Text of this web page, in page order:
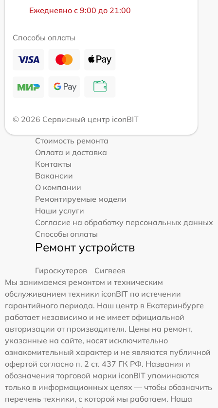
Ежедневно с 9:00 до 21:00
Способы оплаты
© 2026 Сервисный центр iconBIT
Стоимость ремонта
Оплата и доставка
Контакты
Вакансии
О компании
Ремонтируемые модели
Наши услуги
Согласие на обработку персональных данных
Способы оплаты
Ремонт устройств
Гироскутеров
Сигвеев
Мы занимаемся ремонтом и техническим
обслуживанием техники iconBIT по истечении
гарантийного периода. Наш центр в Екатеринбурге
работает независимо и не имеет официальной
авторизации от производителя. Цены на ремонт,
указанные на сайте, носят исключительно
ознакомительный характер и не являются публичной
офертой согласно п. 2 ст. 437 ГК РФ. Названия и
обозначения торговой марки iconBIT упоминаются
только в информационных целях — чтобы обозначить
перечень техники, с которой мы работаем. Наша